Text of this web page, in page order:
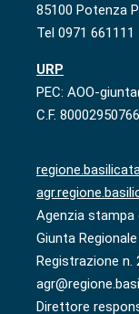
85100 Potenza
Tel 0971 661111
URP
PEC: AOO-
C.F. 80002950766
Agenzia stampa
Giunta
Registrazione n.
Direttore